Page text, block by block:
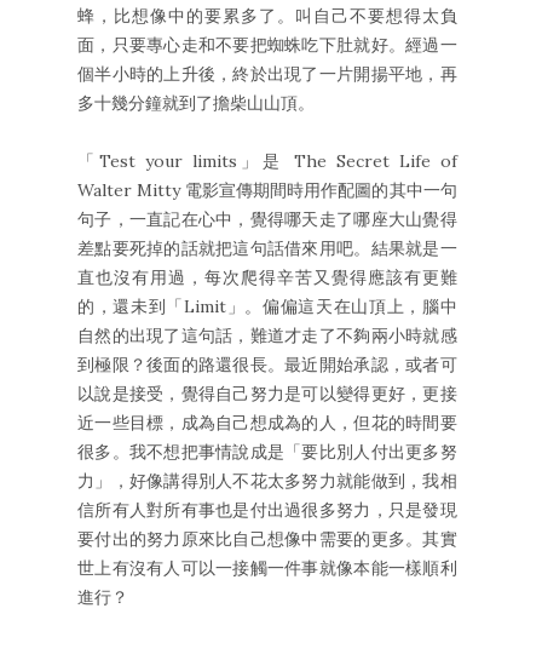
蜂，比想像中的要累多了。叫自己不要想得太負
面，只要專心走和不要把蜘蛛吃下肚就好。經過一
個半小時的上升後，終於出現了一片開揚平地，再
多十幾分鐘就到了擔柴山山頂。
「Test your limits」是 The Secret Life of
Walter Mitty 電影宣傳期間時用作配圖的其中一句
句子，一直記在心中，覺得哪天走了哪座大山覺得
差點要死掉的話就把這句話借來用吧。結果就是一
直也沒有用過，每次爬得辛苦又覺得應該有更難
的，還未到「Limit」。偏偏這天在山頂上，腦中
自然的出現了這句話，難道才走了不夠兩小時就感
到極限？後面的路還很長。最近開始承認，或者可
以說是接受，覺得自己努力是可以變得更好，更接
近一些目標，成為自己想成為的人，但花的時間要
很多。我不想把事情說成是「要比別人付出更多努
力」，好像講得別人不花太多努力就能做到，我相
信所有人對所有事也是付出過很多努力，只是發現
要付出的努力原來比自己想像中需要的更多。其實
世上有沒有人可以一接觸一件事就像本能一樣順利
進行？